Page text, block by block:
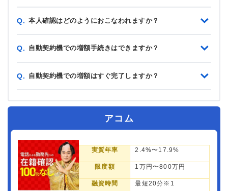
Q. 本人確認はどのようにおこなわれますか？
Q. 自動契約機での増額手続きはできますか？
Q. 自動契約機での増額はすぐ完了しますか？
アコム
実質年率 2.4%〜17.9%
限度額 1万円〜800万円
融資時間 最短20分※1